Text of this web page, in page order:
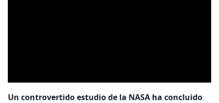
Un controvertido estudio de la NASA ha concluido